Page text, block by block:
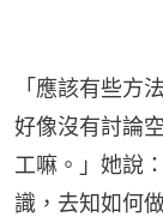
「應該有些方
好像沒有討論
工嘛。」她說
識，去知如何